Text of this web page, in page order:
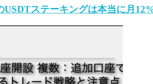
USDTステーキングは本当に月